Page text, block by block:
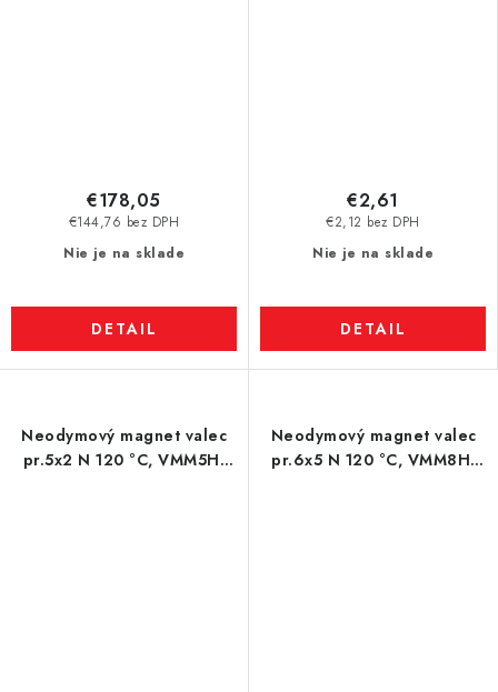
Nie je na sklade
€144,76 bez DPH
€178,05
DETAIL
Nie je na sklade
€2,12 bez DPH
€2,61
DETAIL
Neodymový magnet valec
pr.5x2 N 120 °C, VMM5H-
Neodymový magnet valec
pr.6x5 N 120 °C, VMM8H-